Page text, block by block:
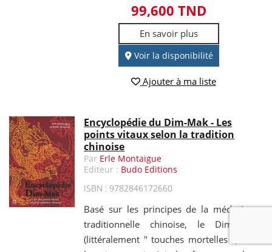
99,600 TND
En savoir plus
Voir la disponibilité
Ajouter à ma liste
Encyclopédie du Dim-Mak - Les
points vitaux selon la tradition
chinoise
Par Erle Montaigue
Editeur : Budo Editions
ISBN : 9782846172660
Basé sur les principes de la médecine
traditionnelle chinoise, le Dim-Mak
(littéralement " touches mortelles ") est